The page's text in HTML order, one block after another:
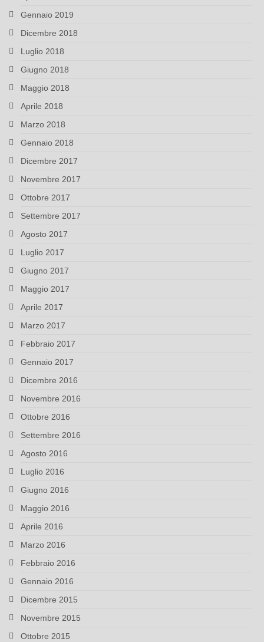
Gennaio 2019
Dicembre 2018
Luglio 2018
Giugno 2018
Maggio 2018
Aprile 2018
Marzo 2018
Gennaio 2018
Dicembre 2017
Novembre 2017
Ottobre 2017
Settembre 2017
Agosto 2017
Luglio 2017
Giugno 2017
Maggio 2017
Aprile 2017
Marzo 2017
Febbraio 2017
Gennaio 2017
Dicembre 2016
Novembre 2016
Ottobre 2016
Settembre 2016
Agosto 2016
Luglio 2016
Giugno 2016
Maggio 2016
Aprile 2016
Marzo 2016
Febbraio 2016
Gennaio 2016
Dicembre 2015
Novembre 2015
Ottobre 2015